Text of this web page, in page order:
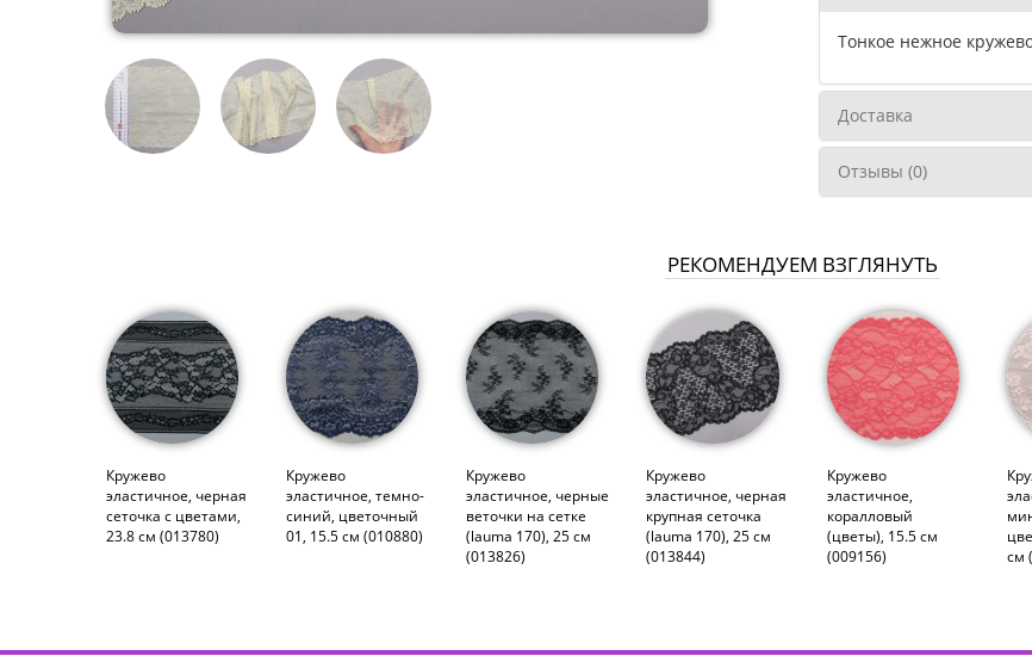
Тонкое нежное
Доставка
Отзывы (0)
РЕКОМЕНДУЕМ ВЗГЛЯНУТЬ
Кружево
эластичное, черная
сеточка с цветами,
23.8 см (013780)
Кружево
эластичное, темно-
синий, цветочный
01, 15.5 см (010880)
Кружево
эластичное, черные
веточки на сетке
(lauma 170), 25 см
(013826)
Кружево
эластичное, черная
крупная сеточка
(lauma 170), 25 см
(013844)
Кружево
эластичное,
коралловый
(цветы), 15.5 см
(009156)
см